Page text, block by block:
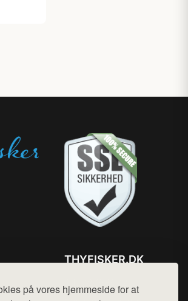
på vores hjemmeside for at
THYFISKER.DK